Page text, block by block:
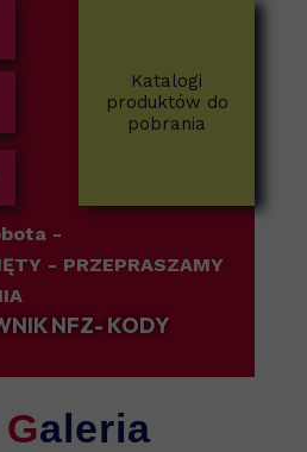
-
- PRZEPRASZAMY
Galeria
Katalogi
produktów do
pobrania
NFZ- KODY